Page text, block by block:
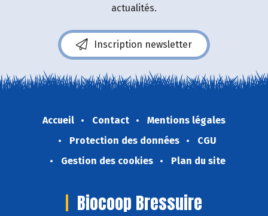
actualités.
Inscription newsletter
Accueil Contact
Mentions légales
Protection des données
CGU
Gestion des cookies
Plan du site
Biocoop Bressuire